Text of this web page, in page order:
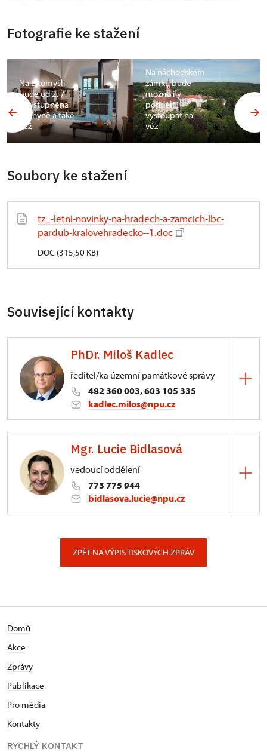
Fotografie ke stažení
Na Litomyšli
bude od 2. 7.
zpřístupněna
kuchyně a také
věž
Na náchodském
zámku bude
možno i v
pondělí
vystoupat na
věž
Soubory ke stažení
tz_-letni-novinky-na-hradech-a-zamcich-lbc-
pardub-kralovehradecko--1.doc
DOC (315,50 KB)
Související kontakty
PhDr. Miloš Kadlec
ředitel/ka územní památkové správy
482 360 003, 603 105 335
kadlec.milos@npu.cz
3/, Sychrov 3
Mgr. Lucie Bidlasová
vedoucí oddělení
773 775 944
bidlasova.lucie@npu.cz
ZPĚT NA VÝPIS TISKOVÝCH ZPRÁV
Domů
Akce
Zprávy
Publikace
Pro média
Kontakty
RYCHLÝ KONTAKT